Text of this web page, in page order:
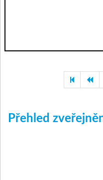
Přehled